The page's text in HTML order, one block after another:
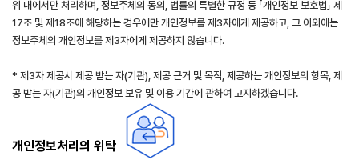
위 내에서만 처리하며, 정보주체의 동의, 법률의 특별한 규정 등 「개인정보 보호법」 제
17조 및 제18조에 해당하는 경우에만 개인정보를 제3자에게 제공하고, 그 이외에는
정보주체의 개인정보를 제3자에게 제공하지 않습니다.
* 제3자 제공시 제공 받는 자(기관), 제공 근거 및 목적, 제공하는 개인정보의 항목, 제
공 받는 자(기관)의 개인정보 보유 및 이용 기간에 관하여 고지하겠습니다.
개인정보처리의 위탁